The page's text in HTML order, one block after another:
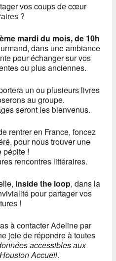
vos coups de cœur
?
mardi du mois, de 10h
dans une ambiance
pour échanger sur vos
ou plus anciennes.
un ou plusieurs livres
au groupe.
seront les bienvenus.
rentrer en France, foncez
pour nous trouver une
pépite !
rencontres littéraires.
inside the loop, dans la
pour partager vos
!
à contacter Adeline par
joie de répondre à toutes
accessibles aux
Accueil.